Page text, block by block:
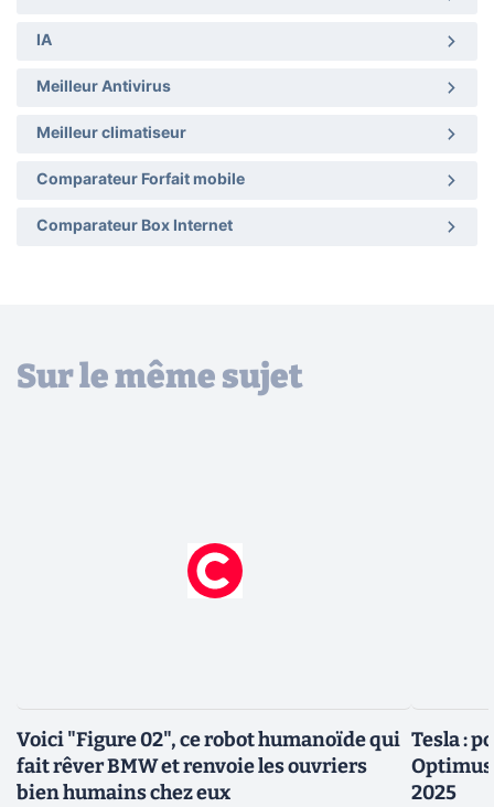
IA
Meilleur Antivirus
Meilleur climatiseur
Comparateur Forfait mobile
Comparateur Box Internet
Sur le même sujet
Voici "Figure 02", ce robot humanoïde qui
fait rêver BMW et renvoie les ouvriers
bien humains chez eux
Tesla :
2025